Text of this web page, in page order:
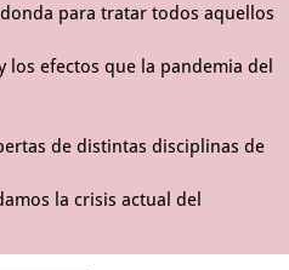
para tratar todos aquellos
efectos que la pandemia del
de distintas disciplinas de
la crisis actual del